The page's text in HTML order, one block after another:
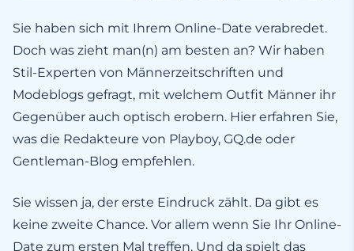
Sie haben sich mit Ihrem Online-Date verabredet.
Doch was zieht man(n) am besten an? Wir haben
Stil-Experten von Männerzeitschriften und
Modeblogs gefragt, mit welchem Outfit Männer ihr
Gegenüber auch optisch erobern. Hier erfahren Sie,
was die Redakteure von Playboy, GQ.de oder
Gentleman-Blog empfehlen.
Sie wissen ja, der erste Eindruck zählt. Da gibt es
keine zweite Chance. Vor allem wenn Sie Ihr Online-
Date zum ersten Mal treffen. Und da spielt das